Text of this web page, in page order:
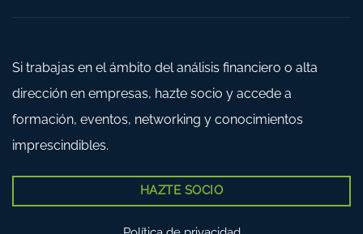
Si trabajas en el ámbito del análisis financiero o alta
dirección en empresas, hazte socio y accede a
formación, eventos, networking y conocimientos
imprescindibles.
HAZTE SOCIO